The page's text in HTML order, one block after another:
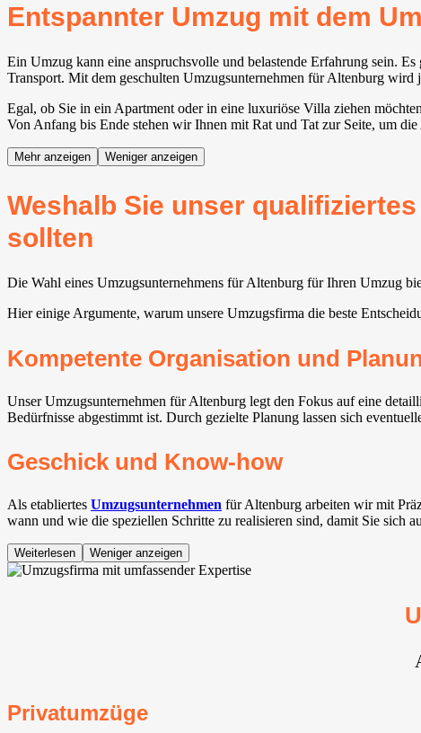
Entspannter Umzug mit dem
Ein Umzug kann eine anspruchsvolle und belastende Erfahrung sein.
Transport. Mit dem geschulten Umzugsunternehmen für Altenburg wird
Egal, ob Sie in ein Apartment oder in eine luxuriöse Villa ziehen
Von Anfang bis Ende stehen wir Ihnen mit Rat und Tat zur Seite, um
Mehr anzeigen Weniger anzeigen
Weshalb Sie unser
sollten
Die Wahl eines Umzugsunternehmens für Altenburg für Ihren Umzug
Hier einige Argumente, warum unsere Umzugsfirma die beste
Kompetente Organisation und
Unser Umzugsunternehmen für Altenburg legt den Fokus auf eine
Bedürfnisse abgestimmt ist. Durch gezielte Planung lassen sich
Geschick und Know-how
Als etabliertes Umzugsunternehmen für Altenburg arbeiten wir mit
wann und wie die speziellen Schritte zu realisieren sind, damit Sie sich
Weiterlesen Weniger anzeigen
Privatumzüge